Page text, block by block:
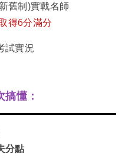
舊制)實戰名師
得6分滿分
試實況
懂：
分點